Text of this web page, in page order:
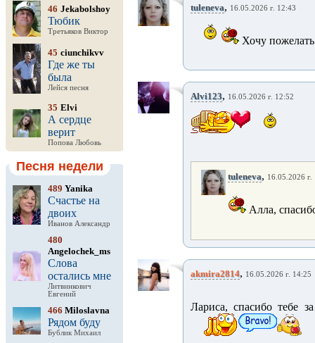
46 Jekabolshoy
Тюбик
Третьяков Виктор
45 ciunchikvv
Где же ты
была
Лейся песня
35 Elvi
А сердце
верит
Попова Любовь
Песня недели
489 Yanika
Счастье на
двоих
Иванов Александр
480
Angelochek_ms
Слова
остались мне
Литвинкович
Евгений
466 Miloslavna
Рядом буду
Бублик Михаил
tuleneva, 16.05.2026 г. 12:43
Хочу
Alvi123, 16.05.2026 г. 12:52
tuleneva, 16.05.2026 г.
Алла,
akmira2814, 16.05.2026 г. 14:25
Лариса, спасибо тебе